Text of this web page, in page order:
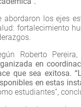
abordaron los ejes
fortalecimiento
Roberto
en
que sea exitosa.
en estas
estudiantes”,